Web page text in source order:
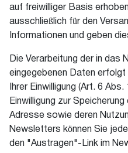
auf freiwilliger Basis
ausschließlich für den
Informationen und geben
Die Verarbeitung der in das
eingegebenen Daten erfolgt
Ihrer Einwilligung (Art. 6
Einwilligung zur
Adresse sowie deren
Newsletters können Sie
den "Austragen"-Link im